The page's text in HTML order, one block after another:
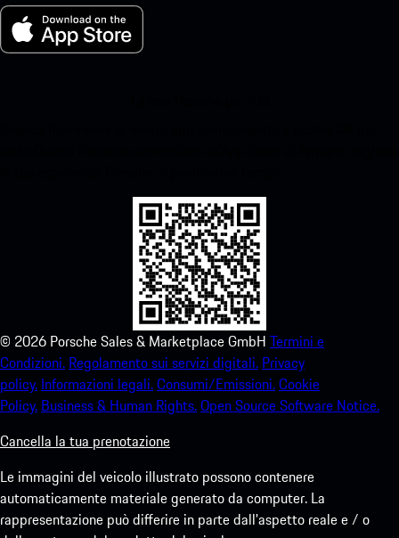
© 2026 Porsche Sales & Marketplace GmbH Termini e
Condizioni. Regolamento sui servizi digitali. Privacy
policy. Informazioni legali.Consumi/Emissioni.Cookie
Policy. Business & Human Rights.Open Source Software Notice.
Cancella la tua prenotazione
Le immagini del veicolo illustrato possono contenere
automaticamente materiale generato da computer. La
rappresentazione può differire in parte dall'aspetto reale e / o